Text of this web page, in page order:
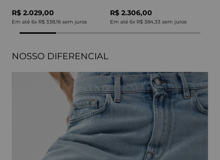
R$ 2.029,00
Em até 6x R$ 338,16 sem juros
R$ 2.306,00
Em até 6x R$ 384,33 sem juros
NOSSO DIFERENCIAL